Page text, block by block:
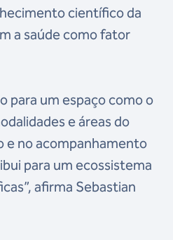
científico da
a saúde como fator
para um espaço como o
e áreas do
e no acompanhamento
para um ecossistema
afirma Sebastian